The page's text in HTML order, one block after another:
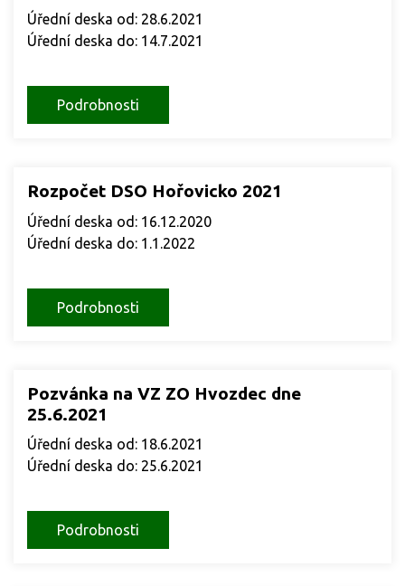
Úřední deska od: 28.6.2021
Úřední deska do: 14.7.2021
Podrobnosti
Rozpočet DSO Hořovicko 2021
Úřední deska od: 16.12.2020
Úřední deska do: 1.1.2022
Podrobnosti
Pozvánka na VZ ZO Hvozdec dne
25.6.2021
Úřední deska od: 18.6.2021
Úřední deska do: 25.6.2021
Podrobnosti